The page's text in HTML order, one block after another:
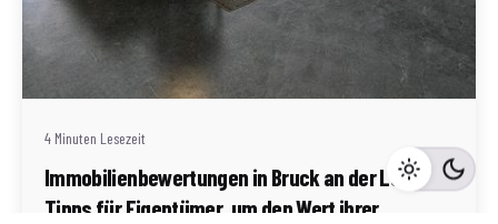
Geschrieben von
Redaktion Immofragen AT
4 Minuten Lesezeit
Immobilienbewertungen in Bruck an der Leitha:
Tipps für Eigentümer, um den Wert ihrer